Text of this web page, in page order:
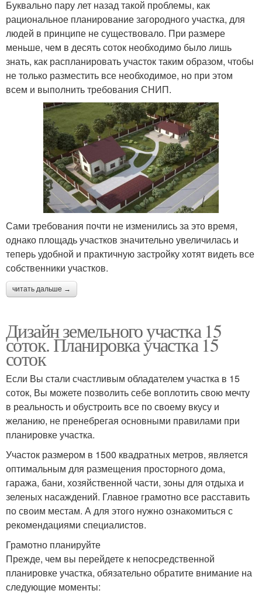
Буквально пару лет назад такой проблемы, как
рациональное планирование загородного участка, для
людей в принципе не существовало. При размере
меньше, чем в десять соток необходимо было лишь
знать, как распланировать участок таким образом, чтобы
не только разместить все необходимое, но при этом
всем и выполнить требования СНИП.
Сами требования почти не изменились за это время,
однако площадь участков значительно увеличилась и
теперь удобной и практичную застройку хотят видеть все
собственники участков.
читать дальше →
Дизайн земельного участка 15
соток. Планировка участка 15
соток
Если Вы стали счастливым обладателем участка в 15
соток, Вы можете позволить себе воплотить свою мечту
в реальность и обустроить все по своему вкусу и
желанию, не пренебрегая основными правилами при
планировке участка.
Участок размером в 1500 квадратных метров, является
оптимальным для размещения просторного дома,
гаража, бани, хозяйственной части, зоны для отдыха и
зеленых насаждений. Главное грамотно все расставить
по своим местам. А для этого нужно ознакомиться с
рекомендациями специалистов.
Грамотно планируйте
Прежде, чем вы перейдете к непосредственной
планировке участка, обязательно обратите внимание на
следующие моменты: